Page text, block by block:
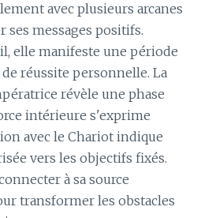
avec plusieurs arcanes
messages positifs.
elle manifeste une période
réussite personnelle. La
révèle une phase
intérieure s'exprime
avec le Chariot indique
vers les objectifs fixés.
à sa source
transformer les obstacles